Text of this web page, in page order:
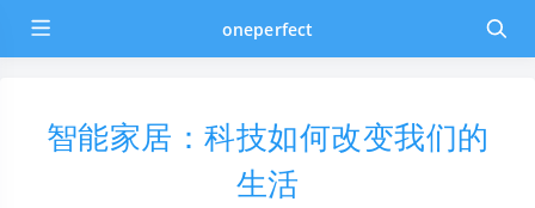
oneperfect
智能家居：科技如何改变我们的
生活